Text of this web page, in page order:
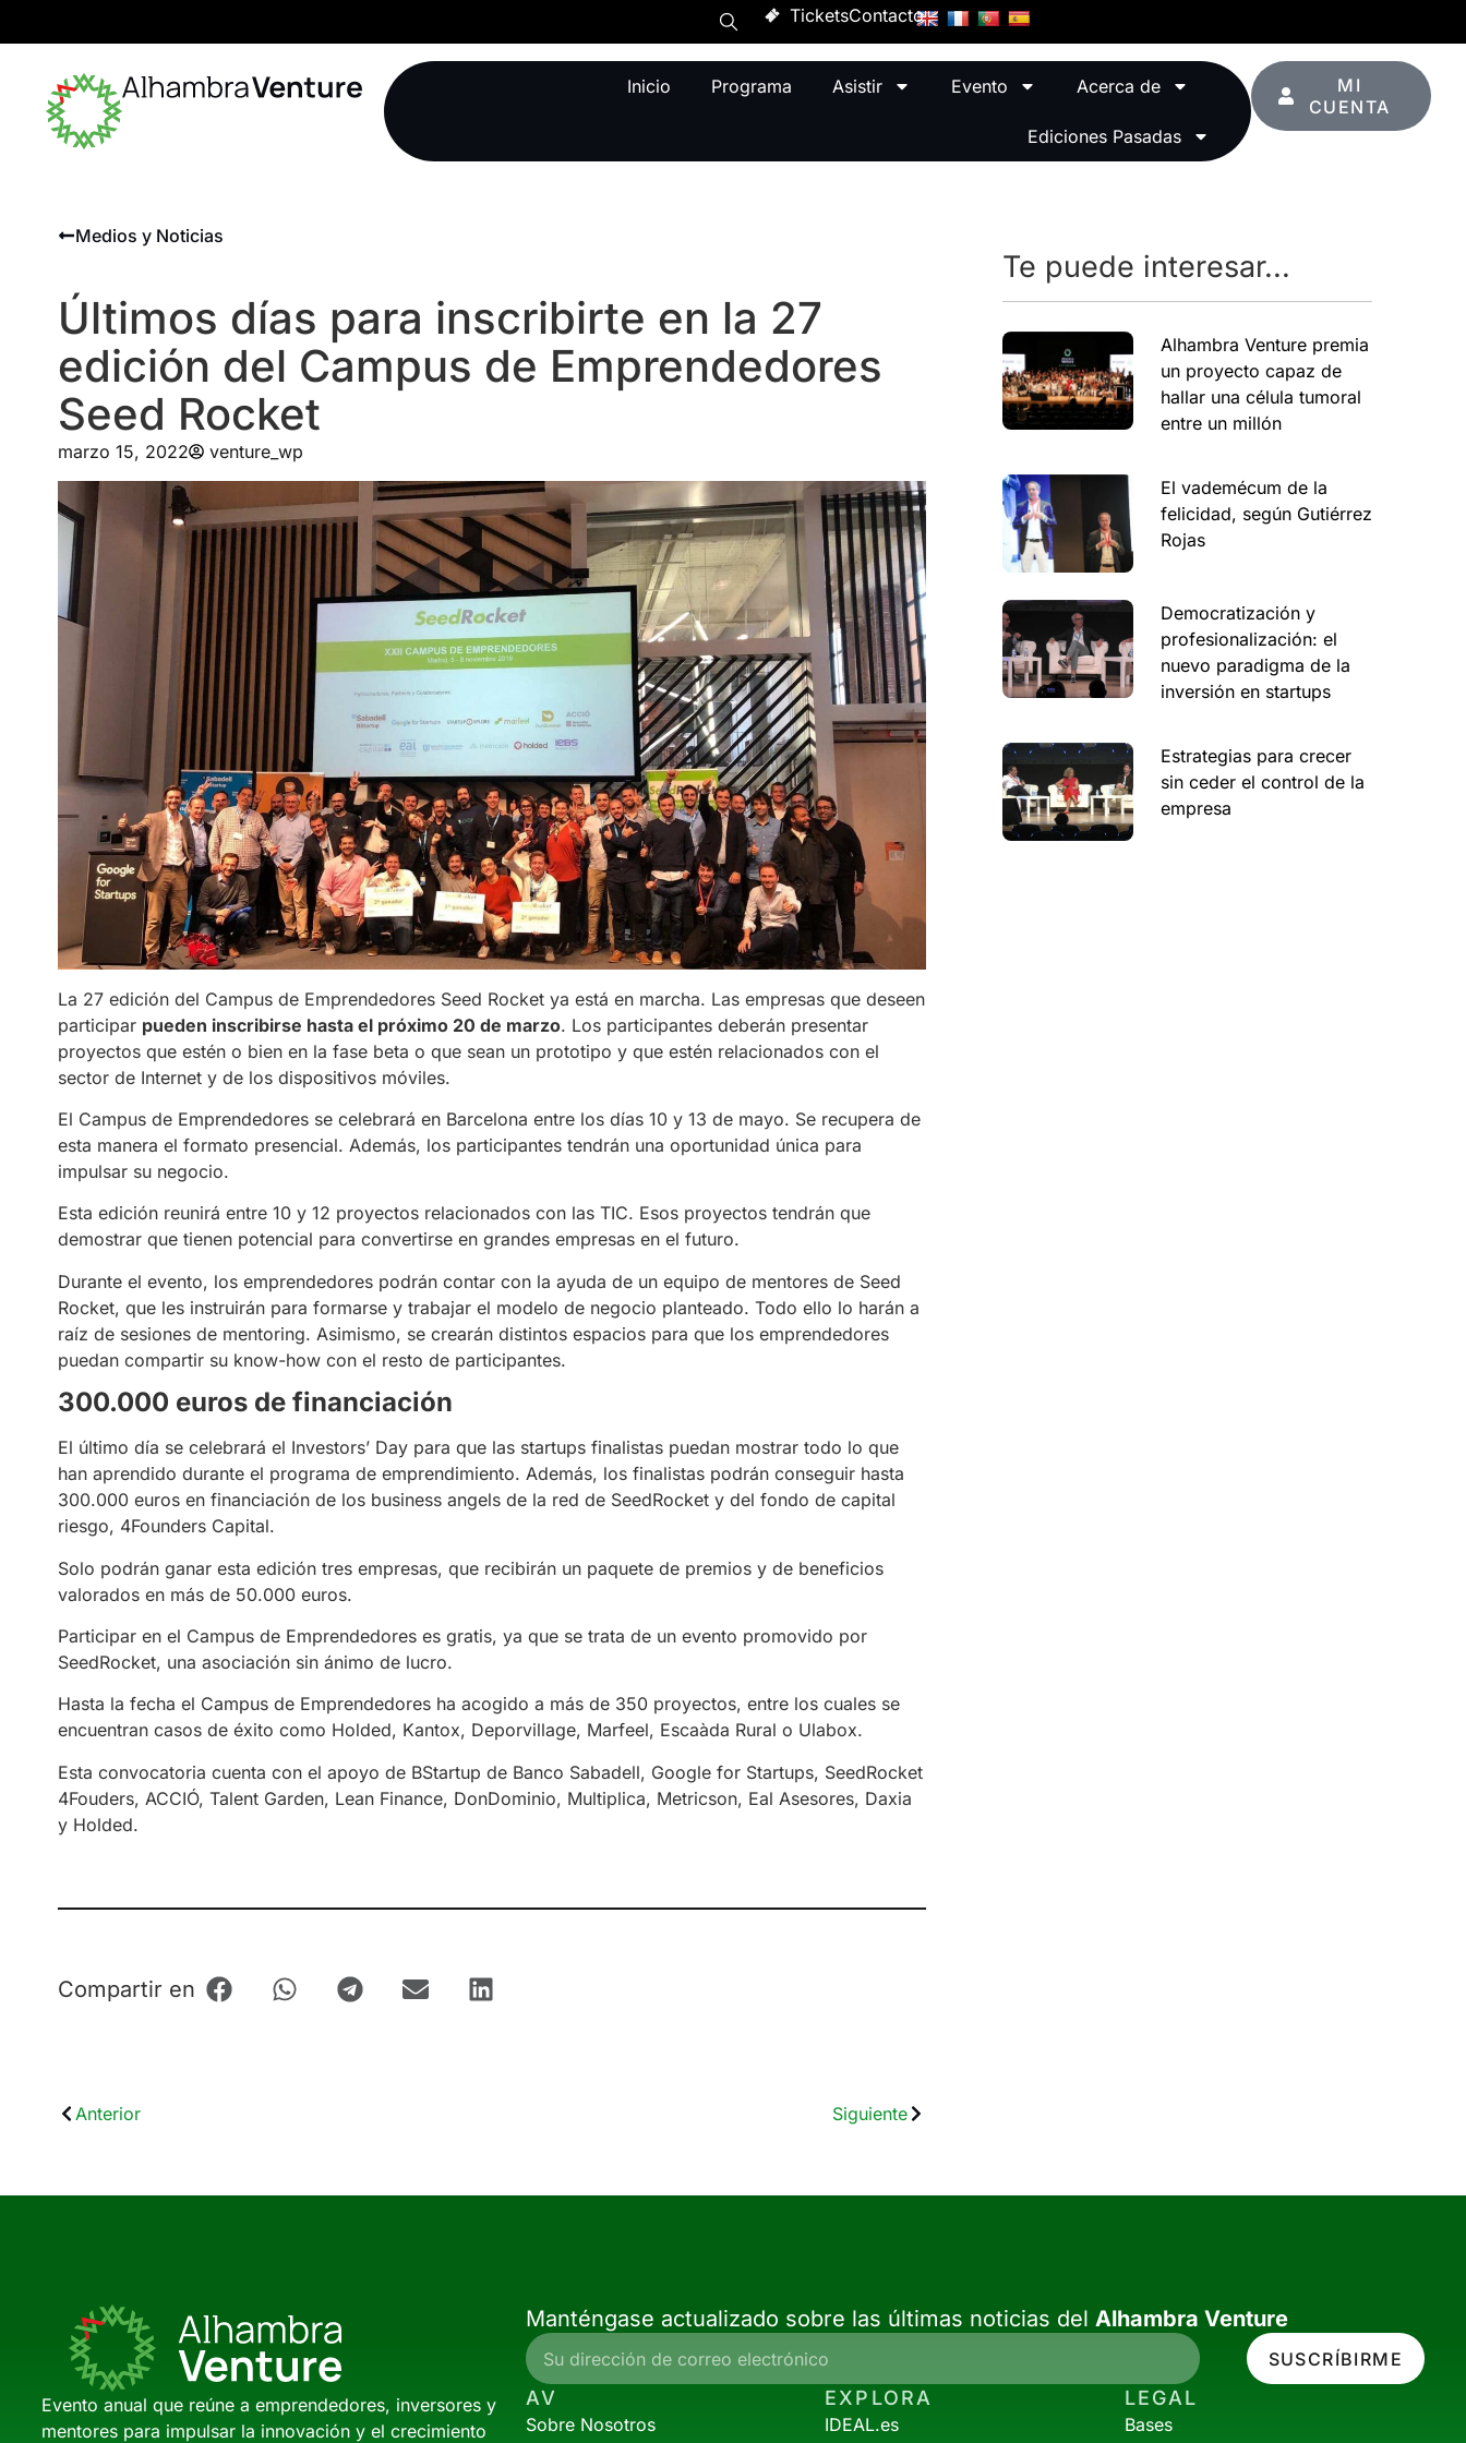
TicketsContacto
Inicio Programa Asistir Evento Acerca de
Ediciones Pasadas
MI
CUENTA
Medios y Noticias
Últimos días para inscribirte en la 27
edición del Campus de Emprendedores
Seed Rocket
marzo 15, 2022 venture_wp
La 27 edición del Campus de Emprendedores Seed Rocket ya está en marcha. Las empresas que deseen
participar pueden inscribirse hasta el próximo 20 de marzo. Los participantes deberán presentar
proyectos que estén o bien en la fase beta o que sean un prototipo y que estén relacionados con el
sector de Internet y de los dispositivos móviles.
El Campus de Emprendedores se celebrará en Barcelona entre los días 10 y 13 de mayo. Se recupera de
esta manera el formato presencial. Además, los participantes tendrán una oportunidad única para
impulsar su negocio.
Esta edición reunirá entre 10 y 12 proyectos relacionados con las TIC. Esos proyectos tendrán que
demostrar que tienen potencial para convertirse en grandes empresas en el futuro.
Durante el evento, los emprendedores podrán contar con la ayuda de un equipo de mentores de Seed
Rocket, que les instruirán para formarse y trabajar el modelo de negocio planteado. Todo ello lo harán a
raíz de sesiones de mentoring. Asimismo, se crearán distintos espacios para que los emprendedores
puedan compartir su know-how con el resto de participantes.
300.000 euros de financiación
El último día se celebrará el Investors’ Day para que las startups finalistas puedan mostrar todo lo que
han aprendido durante el programa de emprendimiento. Además, los finalistas podrán conseguir hasta
300.000 euros en financiación de los business angels de la red de SeedRocket y del fondo de capital
riesgo, 4Founders Capital.
Solo podrán ganar esta edición tres empresas, que recibirán un paquete de premios y de beneficios
valorados en más de 50.000 euros.
Participar en el Campus de Emprendedores es gratis, ya que se trata de un evento promovido por
SeedRocket, una asociación sin ánimo de lucro.
Hasta la fecha el Campus de Emprendedores ha acogido a más de 350 proyectos, entre los cuales se
encuentran casos de éxito como Holded, Kantox, Deporvillage, Marfeel, Escaàda Rural o Ulabox.
Esta convocatoria cuenta con el apoyo de BStartup de Banco Sabadell, Google for Startups, SeedRocket
4Fouders, ACCIÓ, Talent Garden, Lean Finance, DonDominio, Multiplica, Metricson, Eal Asesores, Daxia
y Holded.
Compartir en
Anterior Siguiente
Te puede interesar...
Alhambra Venture premia
un proyecto capaz de
hallar una célula tumoral
entre un millón
El vademécum de la
felicidad, según Gutiérrez
Rojas
Democratización y
profesionalización: el
nuevo paradigma de la
inversión en startups
Estrategias para crecer
sin ceder el control de la
empresa
Evento anual que reúne a emprendedores, inversores y
mentores para impulsar la innovación y el crecimiento
Manténgase actualizado sobre las últimas noticias del Alhambra Venture
SUSCRÍBIRME
AV
Sobre Nosotros
EXPLORA
IDEAL.es
LEGAL
Bases